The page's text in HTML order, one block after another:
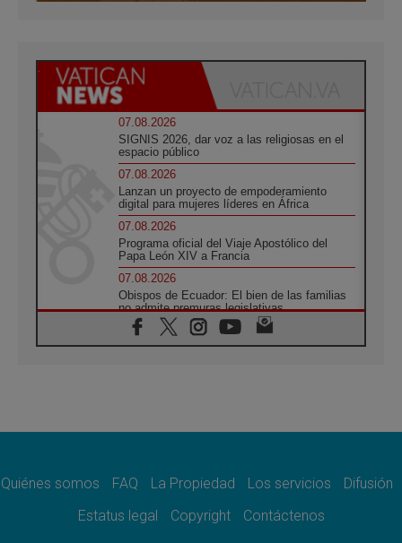
07.08.2026
SIGNIS 2026, dar voz a las religiosas en el
espacio público
07.08.2026
Lanzan un proyecto de empoderamiento
digital para mujeres líderes en África
07.08.2026
Programa oficial del Viaje Apostólico del
Papa León XIV a Francia
07.08.2026
Obispos de Ecuador: El bien de las familias
no admite premuras legislativas
06.08.2026
Cardenal Parolin: La paz comienza con la
06.08.2026
06.08.2026
«Hoy nos sentimos Iglesia»
Quiénes somos FAQ La Propiedad Los servicios
Difusión
Estatus legal
Copyright Contáctenos